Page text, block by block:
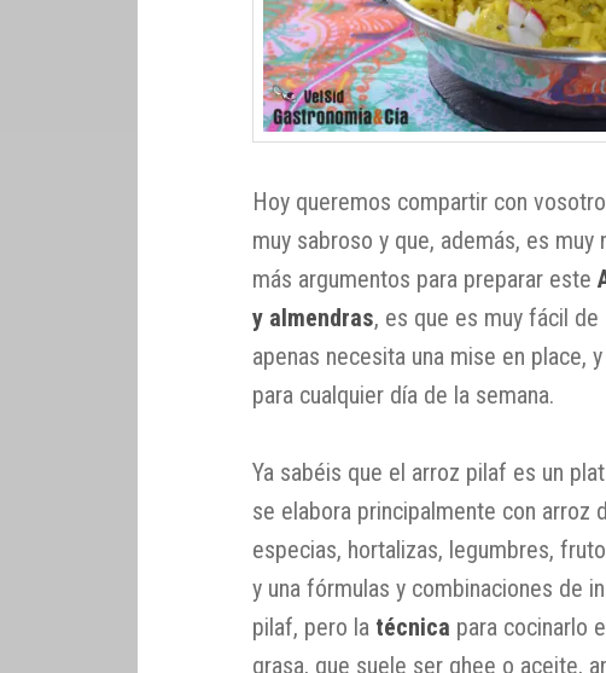
Hoy queremos compartir con
muy sabroso y que, además, es
más argumentos para preparar este
y almendras, es que es muy fácil
apenas necesita una mise en place,
para cualquier día de la semana.
Ya sabéis que el arroz pilaf es un
se elabora principalmente con arroz
especias, hortalizas, legumbres,
y una fórmulas y combinaciones de
pilaf, pero la técnica para cocinarlo
grasa, que suele ser ghee o aceite,